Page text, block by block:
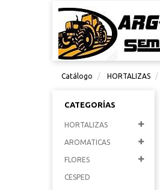
Catálogo HORTALIZAS
CATEGORÍAS
HORTALIZAS
AROMATICAS
FLORES
CESPED